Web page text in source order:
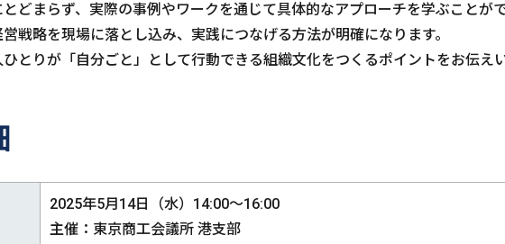
どまらず、実際の事例やワークを通じて具体的なアプローチを学ぶことがで
戦略を現場に落とし込み、実践につなげる方法が明確になります。
とりが「自分ごと」として行動できる組織文化をつくるポイントをお伝えい
2025年5月14日（水）14:00～16:00
主催：東京商工会議所 港支部